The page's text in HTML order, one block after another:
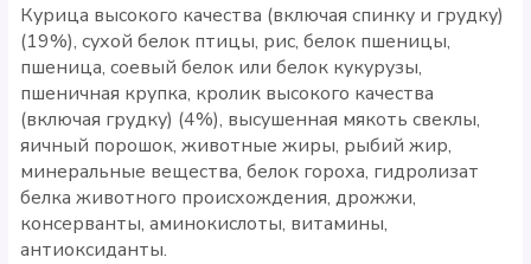
Курица высокого качества (включая спинку и грудку)
(19%), сухой белок птицы, рис, белок пшеницы,
пшеница, соевый белок или белок кукурузы,
пшеничная крупка, кролик высокого качества
(включая грудку) (4%), высушенная мякоть свеклы,
яичный порошок, животные жиры, рыбий жир,
минеральные вещества, белок гороха, гидролизат
белка животного происхождения, дрожжи,
консерванты, аминокислоты, витамины,
антиоксиданты.